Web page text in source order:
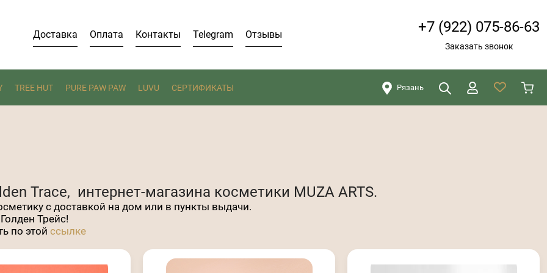
Доставка Оплата Контакты Telegram Отзывы +7 (922) 075-86-63
Заказать звонок
TREE HUT PURE PAW PAW LUVU СЕРТИФИКАТЫ Рязань
Trace, интернет-магазина косметики MUZA ARTS.
с доставкой на дом или в пункты выдачи.
Трейс!
по этой ссылке